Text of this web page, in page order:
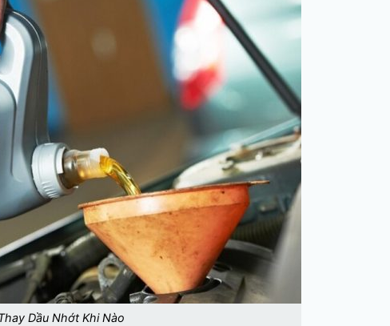
Dầu Nhớt Khi Nào